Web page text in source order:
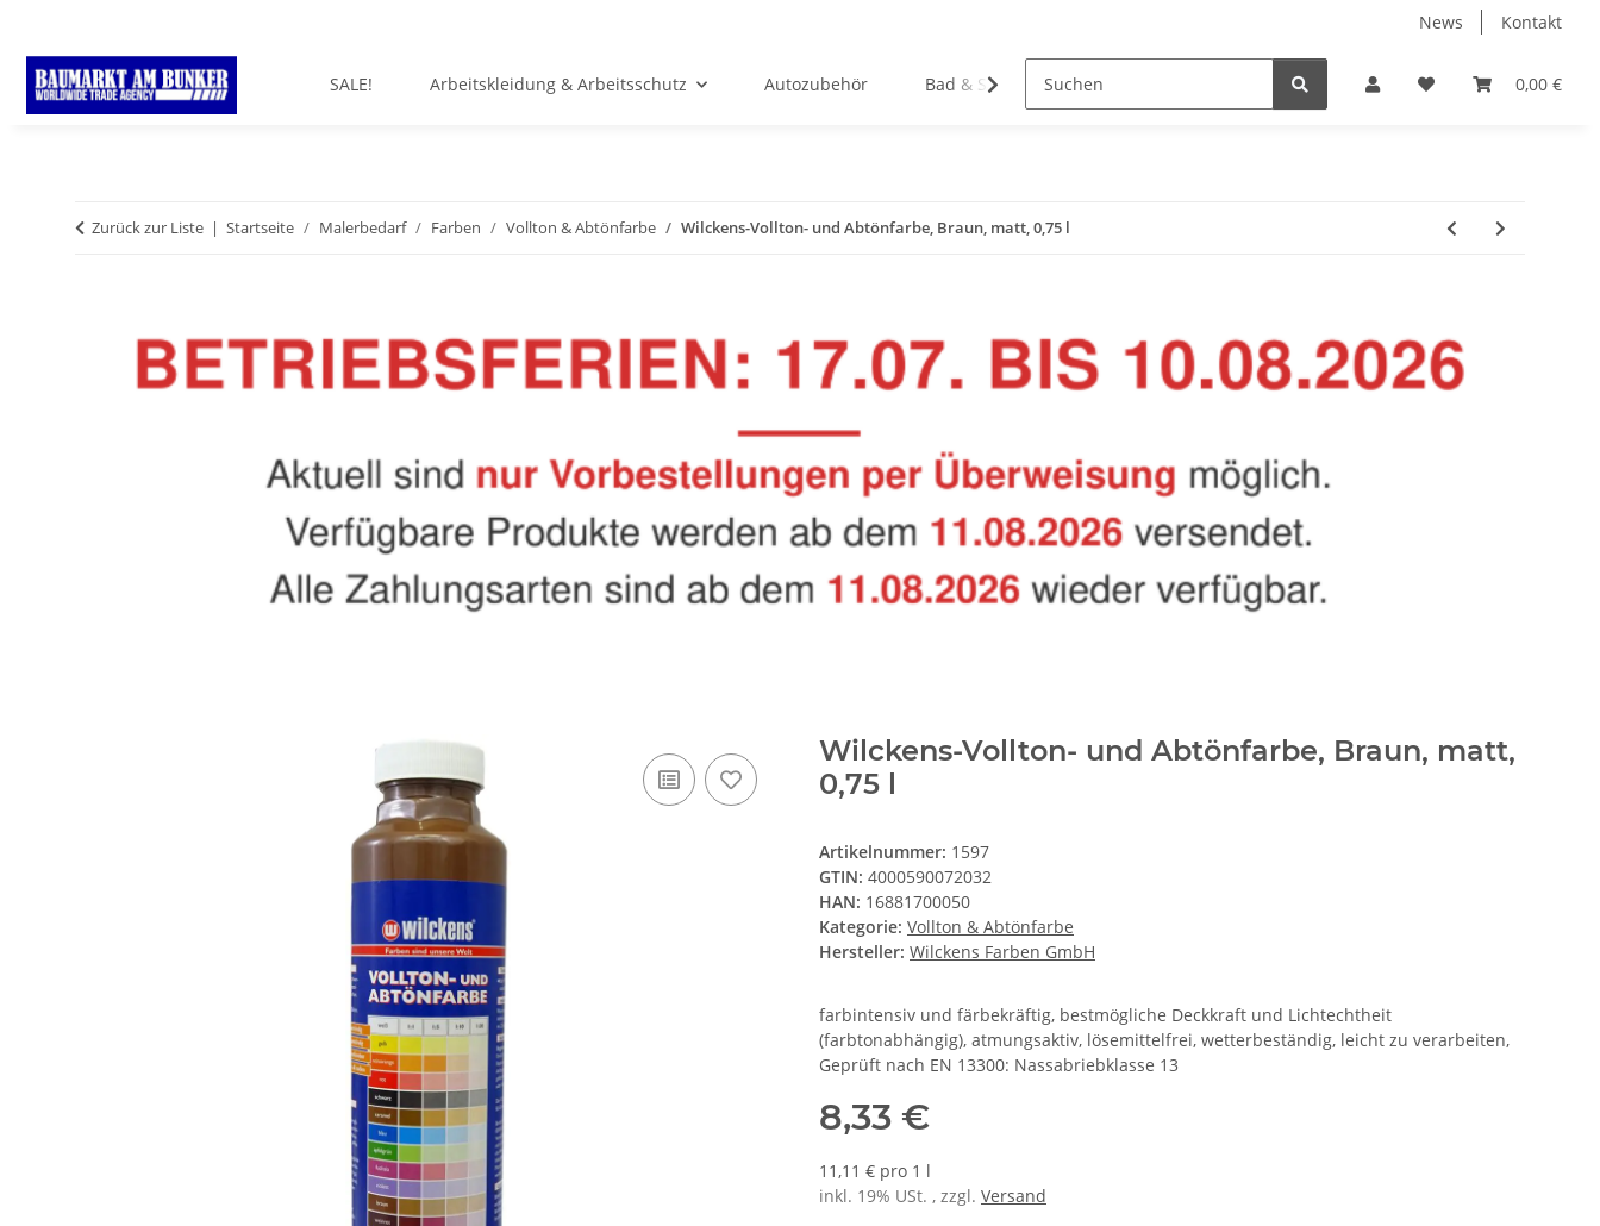
News Kontakt
0,00 €
SALE! Arbeitskleidung & Arbeitsschutz Autozubehör Bad & Sanitär Belüftung & Entlüftung
Zurück zur Liste Startseite Malerbedarf Farben Vollton & Abtönfarbe Wilckens-Vollton- und Abtönfarbe, Braun, matt, 0,75 l
Wilckens-Vollton- und Abtönfarbe, Braun, matt,
0,75 l
Artikelnummer: 1597
GTIN: 4000590072032
HAN: 16881700050
Kategorie: Vollton & Abtönfarbe
Hersteller: Wilckens Farben GmbH
farbintensiv und färbekräftig, bestmögliche Deckkraft und Lichtechtheit
(farbtonabhängig), atmungsaktiv, lösemittelfrei, wetterbeständig, leicht zu verarbeiten,
Geprüft nach EN 13300: Nassabriebklasse 13
8,33 €
11,11 € pro 1 l
inkl. 19% USt. , zzgl. Versand